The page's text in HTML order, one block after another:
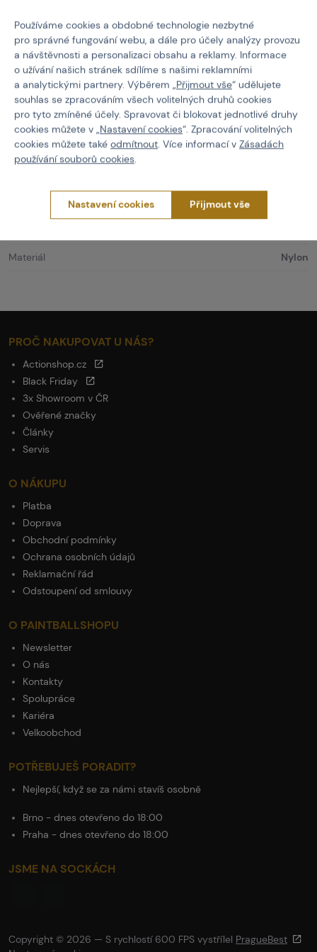
Materiál:WindPack® Nylon,100% nylon,40 g/m²
Střih:Regular , zapínánífull-zip
Podmínky: 10–40 °C (mírné až teplé)
Péče:prát ≤30 °C ,nebělit,nesušit v sušičce,nečistit chemicky
nežehlit.
Bundy Helikon-Tex
Vlastnosti
Materiál Nylon
PROČ NAKUPOVAT U NÁS?
Actionshop.cz
Black Friday
3x Showroom v ČR
Ověřené značky
Články
Servis
O NÁKUPU
Platba
Doprava
Obchodní podmínky
Ochrana osobních údajů
Reklamační řád
Odstoupení od smlouvy
O PAINTBALLSHOPU
Newsletter
O nás
Kontakty
Spolupráce
Kariéra
Velkoobchod
POTŘEBUJEŠ PORADIT?
Nejlepší, když se za námi stavíš osobně
Brno - dnes otevřeno do 18:00
Praha - dnes otevřeno do 18:00
JSME NA SOCKÁCH
Copyright © 2026 — S rychlostí 600 FPS vystřílel PragueBest
Používáme cookies a obdobné technologie nezbytné
pro správné fungování webu, a dále pro účely analýzy provozu
a návštěvnosti a personalizaci obsahu a reklamy. Informace
o užívání našich stránek sdílíme s našimi reklamními
a analytickými partnery. Výběrem „Přijmout vše“ udělujete
souhlas se zpracováním všech volitelných druhů cookies
pro tyto zmíněné účely. Spravovat či blokovat jednotlivé druhy
cookies můžete v „Nastavení cookies“. Zpracování volitelných
cookies můžete také odmítnout. Více informací v Zásadách
používání souborů cookies.
Nastavení cookies Přijmout vše